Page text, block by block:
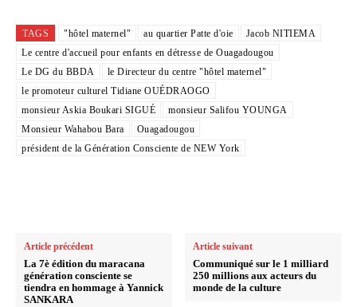
TAGS "hôtel maternel" au quartier Patte d'oie
Jacob NITIEMA
Le centre d'accueil pour enfants en détresse de Ouagadougou
Le DG du BBDA
le Directeur du centre "hôtel maternel"
le promoteur culturel Tidiane OUÉDRAOGO
monsieur Askia Boukari SIGUÉ
monsieur Salifou YOUNGA
Monsieur Wahabou Bara
Ouagadougou
président de la Génération Consciente de NEW York
Article précédent
La 7è édition du maracana
génération consciente se
tiendra en hommage à Yannick
SANKARA
Article suivant
Communiqué sur le 1 milliard
250 millions aux acteurs du
monde de la culture